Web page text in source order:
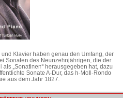
Klavier haben genau den Umfang, der
Sonaten des Neunzehnjährigen, die der
„Sonatinen“ herausgegeben hat, dazu
Sonate A-Dur, das h-Moll-Rondo
aus dem Jahr 1827.